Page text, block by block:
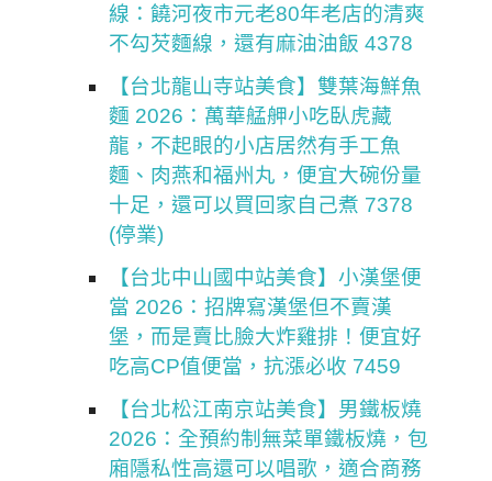
線：饒河夜市元老80年老店的清爽
不勾芡麵線，還有麻油油飯 4378
【台北龍山寺站美食】雙葉海鮮魚
麵 2026：萬華艋舺小吃臥虎藏
龍，不起眼的小店居然有手工魚
麵、肉燕和福州丸，便宜大碗份量
十足，還可以買回家自己煮 7378
(停業)
【台北中山國中站美食】小漢堡便
當 2026：招牌寫漢堡但不賣漢
堡，而是賣比臉大炸雞排！便宜好
吃高CP值便當，抗漲必收 7459
【台北松江南京站美食】男鐵板燒
2026：全預約制無菜單鐵板燒，包
廂隱私性高還可以唱歌，適合商務